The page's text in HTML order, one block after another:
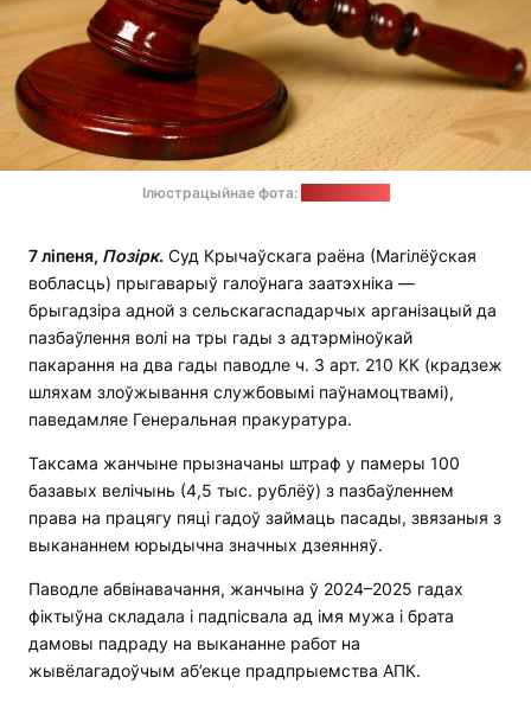
Ілюстрацыйнае фота:
7 ліпеня, Позірк. Суд Крычаўскага раёна (Магілёўская
вобласць) прыгаварыў галоўнага заатэхніка —
брыгадзіра адной з сельскагаспадарчых арганізацый да
пазбаўлення волі на тры гады з адтэрміноўкай
пакарання на два гады паводле ч. 3 арт. 210 КК (крадзеж
шляхам злоўжывання службовымі паўнамоцтвамі),
паведамляе Генеральная пракуратура.
Таксама жанчыне прызначаны штраф у памеры 100
базавых велічынь (4,5 тыс. рублёў) з пазбаўленнем
права на працягу пяці гадоў займаць пасады, звязаныя з
выкананнем юрыдычна значных дзеянняў.
Паводле абвінавачання, жанчына ў 2024–2025 гадах
фіктыўна складала і падпісвала ад імя мужа і брата
дамовы падраду на выкананне работ на
жывёлагадоўчым аб’екце прадпрыемства АПК.